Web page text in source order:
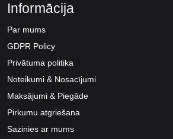
Informācija
Par mums
GDPR Policy
Privātuma politika
Noteikumi & Nosacījumi
Maksājumi & Piegāde
Pirkumu atgriešana
Sazinies ar mums